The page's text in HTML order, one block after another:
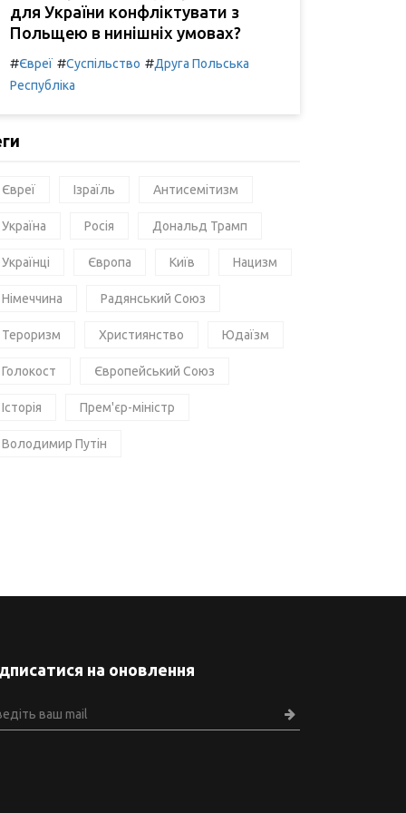
для України конфліктувати з
Польщею в нинішніх умовах?
#Євреї #Суспільство #Друга Польська
Республіка
Євреї Ізраїль Антисемітизм
Україна Росія Дональд Трамп
Українці Європа Київ Нацизм
Німеччина Радянський Союз
Тероризм Християнство Юдаїзм
Голокост Європейський Союз
Історія Прем'єр-міністр
Володимир Путін
на оновлення